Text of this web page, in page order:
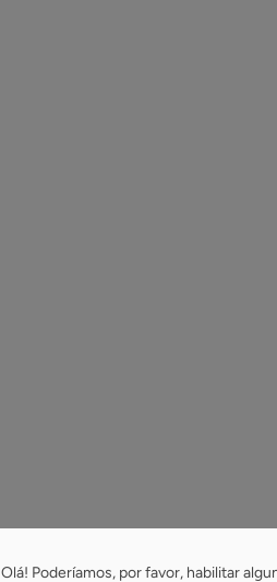
Olá! Poderíamos, por favor, habilitar